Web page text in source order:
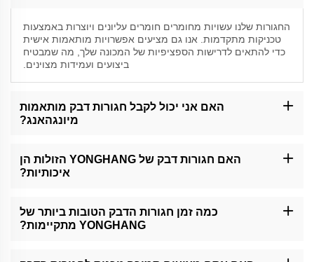
החגורות שלנו עשויות מחומרים חומרים עליונים ויוצרות באמצעות
טכניקות מתקדמות. אנו גם מציעים אפשרויות מותאמות אישית
כדי להתאים לדרישות הספציפיות של המכונה שלך, מה שמבטיח
ביצועים ועמידות מצוינים.
האם אני יכול לקבל חגורות דבק מותאמות
מיונגהאנג?
להבין את הצרכים שלך וליצור חגורות שמותאמות בדיוק לתצוגות
המדויקות שלך.
האם חגורות דבק של YONGHANG הזולות הן
איכותיות?
מבטיחים שהכלים המוצרים שלנו עונים או מעבירים את דרישות
התעשייה עבור ביצועים ו뢰אות.
כמה זמן חגורות הדבק הטובות ביותר של
YONGHANG מתקיימות?
פעילות. עם זאת, החגורות הטובות ביותר שלנו למכונות כפיפה ודבקה